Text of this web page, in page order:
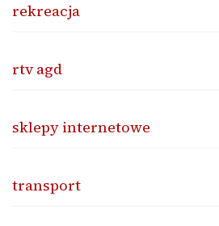
rekreacja
rtv agd
sklepy internetowe
transport